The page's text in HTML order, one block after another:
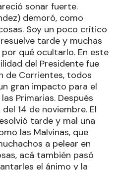
sonar fuerte.
demoró, como
Soy un poco crítico
tarde y muchas
qué ocultarlo. En este
del Presidente fue
de Corrientes, todos
gran impacto para el
Primarias. Después
14 de noviembre. El
tarde y mal una
las Malvinas, que
a pelear en
acá también pasó
el ánimo y la